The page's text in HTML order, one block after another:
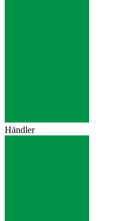
Händler